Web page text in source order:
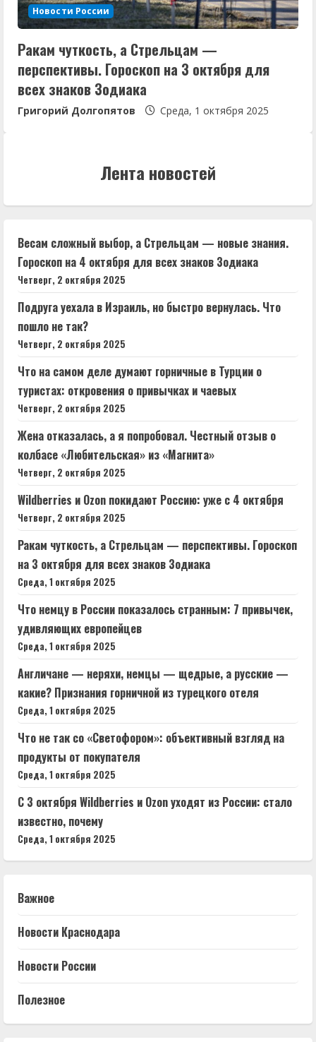
Новости России
Ракам чуткость, а Стрельцам —
перспективы. Гороскоп на 3 октября для
всех знаков Зодиака
Григорий Долгопятов Среда, 1 октября 2025
Лента новостей
Весам сложный выбор, а Стрельцам — новые знания.
Гороскоп на 4 октября для всех знаков Зодиака
Четверг, 2 октября 2025
Подруга уехала в Израиль, но быстро вернулась. Что
пошло не так?
Четверг, 2 октября 2025
Что на самом деле думают горничные в Турции о
туристах: откровения о привычках и чаевых
Четверг, 2 октября 2025
Жена отказалась, а я попробовал. Честный отзыв о
колбасе «Любительская» из «Магнита»
Четверг, 2 октября 2025
Wildberries и Ozon покидают Россию: уже с 4 октября
Четверг, 2 октября 2025
Ракам чуткость, а Стрельцам — перспективы. Гороскоп
на 3 октября для всех знаков Зодиака
Среда, 1 октября 2025
Что немцу в России показалось странным: 7 привычек,
удивляющих европейцев
Среда, 1 октября 2025
Англичане — неряхи, немцы — щедрые, а русские —
какие? Признания горничной из турецкого отеля
Среда, 1 октября 2025
Что не так со «Светофором»: объективный взгляд на
продукты от покупателя
Среда, 1 октября 2025
С 3 октября Wildberries и Ozon уходят из России: стало
известно, почему
Среда, 1 октября 2025
Важное
Новости Краснодара
Новости России
Полезное